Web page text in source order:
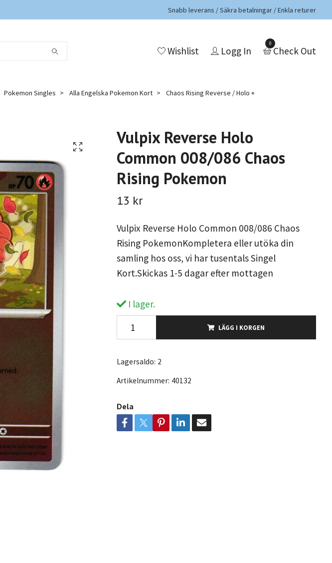
Snabb leverans / Säkra betalningar / Enkla returer
Wishlist Logg In
0
Check Out
Pokemon Singles Alla Engelska Pokemon Kort
Chaos Rising Reverse / Holo +
Vulpix Reverse Holo
Common 008/086 Chaos
Rising Pokemon
13 kr
Vulpix Reverse Holo Common 008/086 Chaos
Rising PokemonKompletera eller utöka din
samling hos oss, vi har tusentals Singel
Kort.Skickas 1-5 dagar efter mottagen
I lager.
LÄGG I KORGEN
Lagersaldo: 2
Artikelnummer: 40132
Dela